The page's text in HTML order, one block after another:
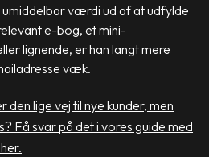
værdi ud af at udfylde
e-bog, et mini-
lignende, er han langt mere
væk.
den lige vej til nye kunder, men
Få svar på det i vores guide med